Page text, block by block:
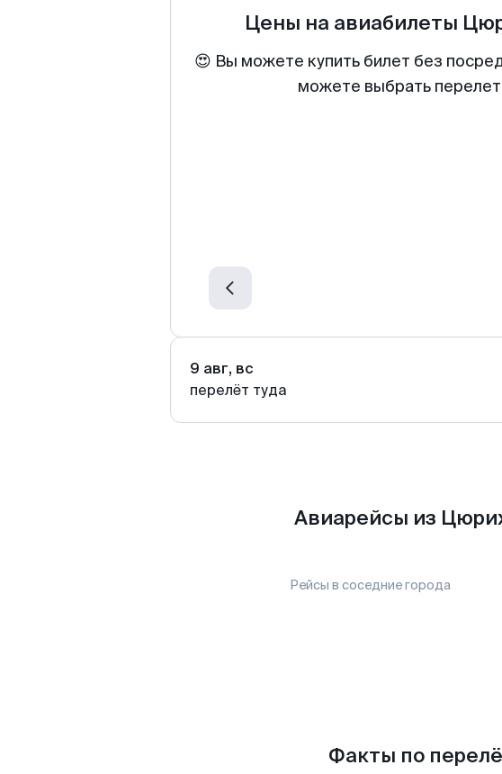
Цены на авиабилеты
😍 Вы можете купить билет без
можете выбрать
9 авг, вс
перелёт туда
Авиарейсы из
Рейсы в соседние города
Факты по